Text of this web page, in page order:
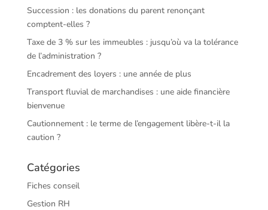
Succession : les donations du parent renonçant
comptent-elles ?
Taxe de 3 % sur les immeubles : jusqu’où va la tolérance
de l’administration ?
Encadrement des loyers : une année de plus
Transport fluvial de marchandises : une aide financière
bienvenue
Cautionnement : le terme de l’engagement libère-t-il la
caution ?
Catégories
Fiches conseil
Gestion RH